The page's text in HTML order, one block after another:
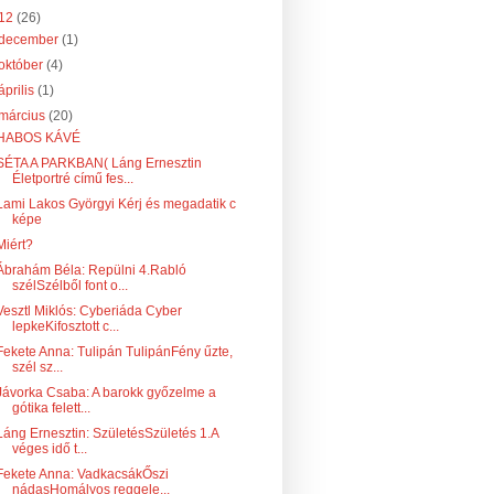
(26)
(1)
(4)
(1)
(20)
KÁVÉ
A PARKBAN( Láng Ernesztin
Életportré című fes...
Lakos Györgyi Kérj és megadatik c
képe
Béla: Repülni 4.Rabló
szélSzélből font o...
Miklós: Cyberiáda Cyber
lepkeKifosztott c...
Anna: Tulipán TulipánFény űzte,
szél sz...
Csaba: A barokk győzelme a
gótika felett...
Ernesztin: SzületésSzületés 1.A
véges idő t...
Anna: VadkacsákŐszi
nádasHomályos reggele...